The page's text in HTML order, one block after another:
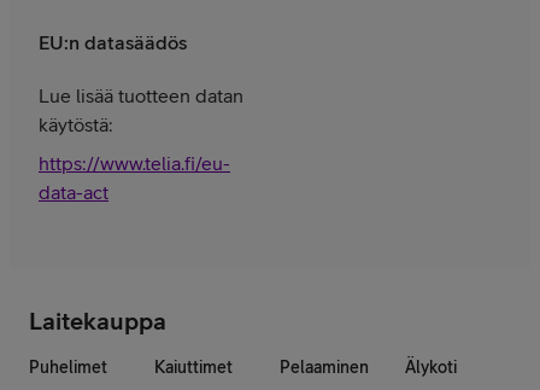
EU:n datasäädös
Lue lisää tuotteen datan
käytöstä:
https://www.telia.fi/eu-
data-act
Laitekauppa
Puhelimet Kaiuttimet Pelaaminen Älykoti